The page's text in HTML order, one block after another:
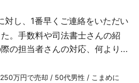
対し、1番早くご連絡をいただい
。手数料や司法書士さんの紹
の担当者さんの対応、何より...
万円で売却 / 50代男性 / こまめに